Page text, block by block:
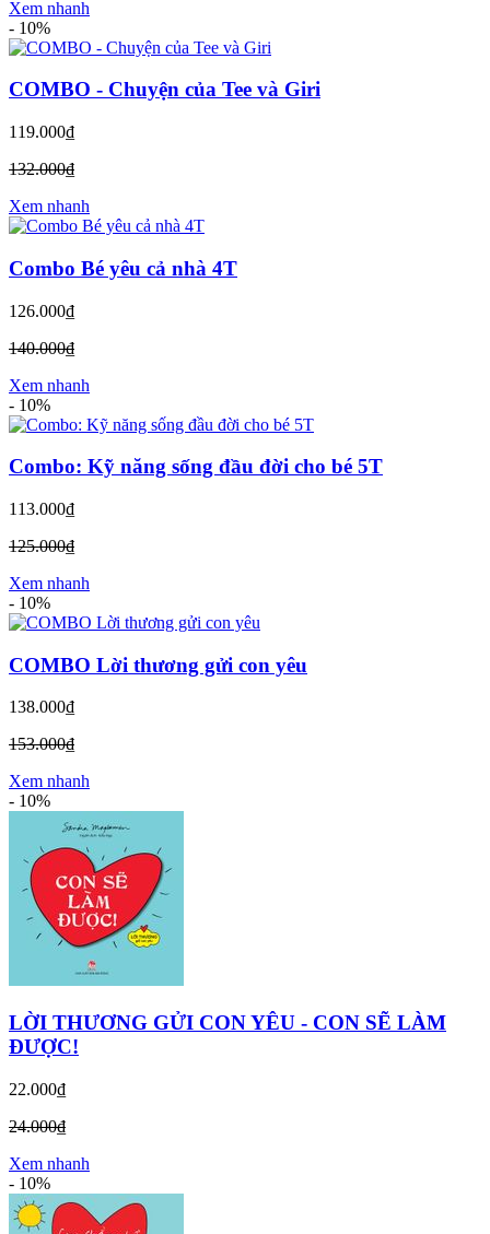
Xem nhanh
- 10%
COMBO - Chuyện của Tee và Giri
119.000₫
132.000₫
Xem nhanh
Combo Bé yêu cả nhà 4T
126.000₫
140.000₫
Xem nhanh
- 10%
Combo: Kỹ năng sống đầu đời cho bé 5T
113.000₫
125.000₫
Xem nhanh
- 10%
COMBO Lời thương gửi con yêu
138.000₫
153.000₫
Xem nhanh
- 10%
LỜI THƯƠNG GỬI CON YÊU - CON SẼ LÀM
ĐƯỢC!
22.000₫
24.000₫
Xem nhanh
- 10%